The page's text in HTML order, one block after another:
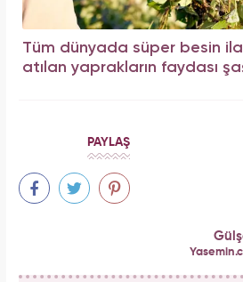
Tüm dünyada süper besin
atılan yaprakların faydası
PAYLAŞ